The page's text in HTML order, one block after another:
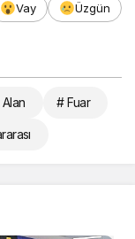
Vay
Üzgün
# Fuar